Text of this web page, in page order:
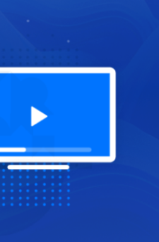
- Golfo Pérsico) -
o violão de Baden Powell com o baterista
Alceu Valença, ...